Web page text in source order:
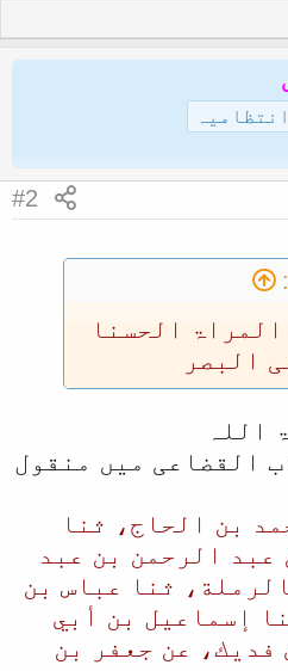
#2
الحسنا
البصر
اللہ
القضاعی میں منقول
بن الحاج، ثنا
عبد الرحمن بن عبد
ثنا عباس بن
إسماعيل بن أبي
فديك، عن جعفر بن